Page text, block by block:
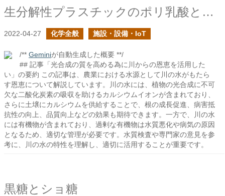
生分解性プラスチックのポリ乳酸とは何か？
2022-04-27 化学全般 施設・設備・IoT
/** Geminiが自動生成した概要 **/
## 記事「光合成の質を高める為に川からの恩恵を活用した
い」の要約 この記事は、農業における水源として川の水がもたら
す恩恵について解説しています。川の水には、植物の光合成に不可
欠な二酸化炭素の吸収を助けるカルシウムイオンが含まれており、
さらに土壌にカルシウムを供給することで、根の成長促進、病害抵
抗性の向上、品質向上などの効果も期待できます。一方で、川の水
には有機物が含まれており、過剰な有機物は水質悪化や病気の原因
となるため、適切な管理が必要です。水質検査や専門家の意見を参
考に、川の水の特性を理解し、適切に活用することが重要です。
黒糖とショ糖